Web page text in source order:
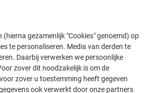
opties hieronder
Canon IR Advance C 5240 A
gezamenlijk "Cookies" genoemd) op
te personaliseren. Media van derden te
Daarbij verwerken we persoonlijke
zover dit noodzakelijk is om de
zover u toestemming heeft gegeven
ook verwerkt door onze partners